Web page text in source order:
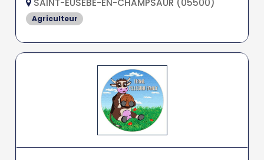
SAINT-EUSEBE-EN-CHAMPSAUR (05500)
Agriculteur